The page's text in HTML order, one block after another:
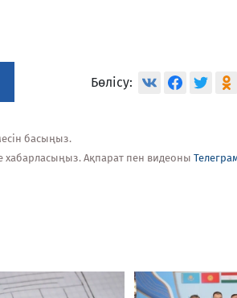
Бөлісу:
басыңыз.
хабарласыңыз. Ақпарат пен видеоны